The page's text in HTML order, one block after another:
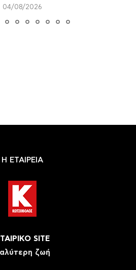
04/08/2026
Η ΕΤΑΙΡΕΙΑ
SITE
ζωή